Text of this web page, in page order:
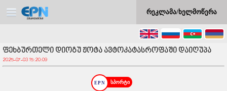
რეკლამა/ხელმოწერა
ფეხბურთელი დიოგუ ჟოტა ავტოკატასროფაში დაიღუპა
2025-07-03 15:20:09
სპორტი